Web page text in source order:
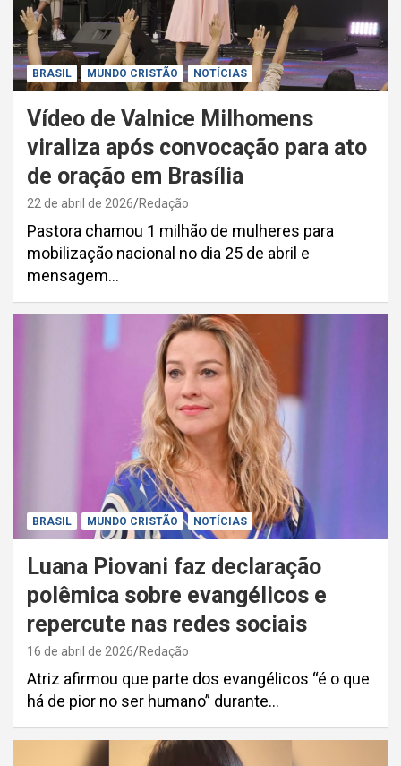
BRASIL MUNDO CRISTÃO NOTÍCIAS
Vídeo de Valnice Milhomens
viraliza após convocação para ato
de oração em Brasília
22 de abril de 2026 Redação
Pastora chamou 1 milhão de mulheres para
mobilização nacional no dia 25 de abril e
mensagem…
BRASIL MUNDO CRISTÃO NOTÍCIAS
Luana Piovani faz declaração
polêmica sobre evangélicos e
repercute nas redes sociais
16 de abril de 2026 Redação
Atriz afirmou que parte dos evangélicos “é o que
há de pior no ser humano” durante…